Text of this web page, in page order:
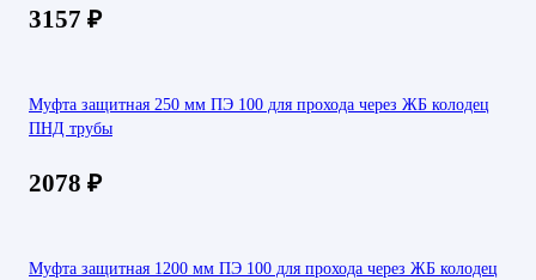
3157 ₽
Муфта защитная 250 мм ПЭ 100 для прохода через ЖБ колодец
ПНД трубы
2078 ₽
Муфта защитная 1200 мм ПЭ 100 для прохода через ЖБ колодец